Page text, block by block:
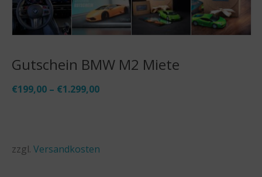
Gutschein BMW M2 Miete
€199,00 – €1.299,00
zzgl. Versandkosten